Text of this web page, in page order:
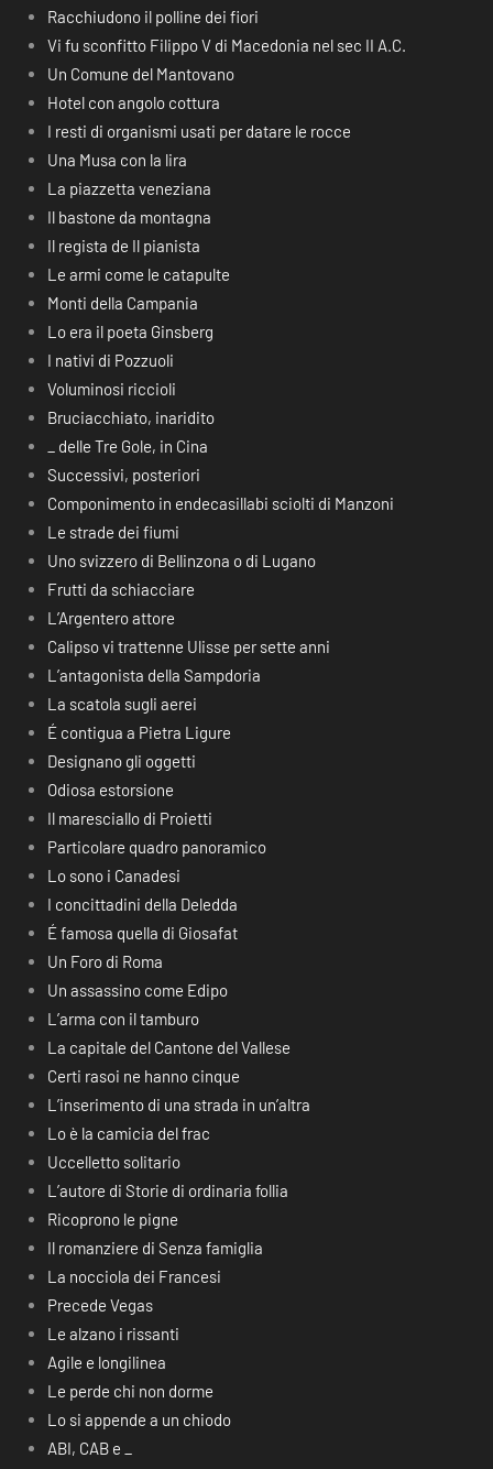
Racchiudono il polline dei fiori
Vi fu sconfitto Filippo V di Macedonia nel sec II A.C.
Un Comune del Mantovano
Hotel con angolo cottura
I resti di organismi usati per datare le rocce
Una Musa con la lira
La piazzetta veneziana
Il bastone da montagna
Il regista de Il pianista
Le armi come le catapulte
Monti della Campania
Lo era il poeta Ginsberg
I nativi di Pozzuoli
Voluminosi riccioli
Bruciacchiato, inaridito
_ delle Tre Gole, in Cina
Successivi, posteriori
Componimento in endecasillabi sciolti di Manzoni
Le strade dei fiumi
Uno svizzero di Bellinzona o di Lugano
Frutti da schiacciare
L’Argentero attore
Calipso vi trattenne Ulisse per sette anni
L’antagonista della Sampdoria
La scatola sugli aerei
É contigua a Pietra Ligure
Designano gli oggetti
Odiosa estorsione
Il maresciallo di Proietti
Particolare quadro panoramico
Lo sono i Canadesi
I concittadini della Deledda
É famosa quella di Giosafat
Un Foro di Roma
Un assassino come Edipo
L’arma con il tamburo
La capitale del Cantone del Vallese
Certi rasoi ne hanno cinque
L’inserimento di una strada in un’altra
Lo è la camicia del frac
Uccelletto solitario
L’autore di Storie di ordinaria follia
Ricoprono le pigne
Il romanziere di Senza famiglia
La nocciola dei Francesi
Precede Vegas
Le alzano i rissanti
Agile e longilinea
Le perde chi non dorme
Lo si appende a un chiodo
ABI, CAB e _